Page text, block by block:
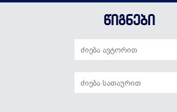
ᲬᲘᲒᲜᲔᲑᲘ